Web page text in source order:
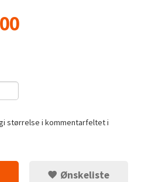
størrelse i kommentarfeltet i
Ønskeliste